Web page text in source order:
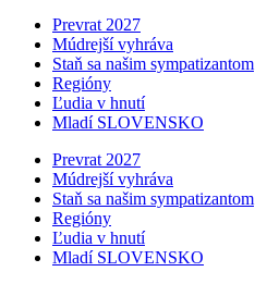
Prevrat 2027
Múdrejší vyhráva
Staň sa našim sympatizantom
Regióny
Ľudia v hnutí
Mladí SLOVENSKO
Prevrat 2027
Múdrejší vyhráva
Staň sa našim sympatizantom
Regióny
Ľudia v hnutí
Mladí SLOVENSKO